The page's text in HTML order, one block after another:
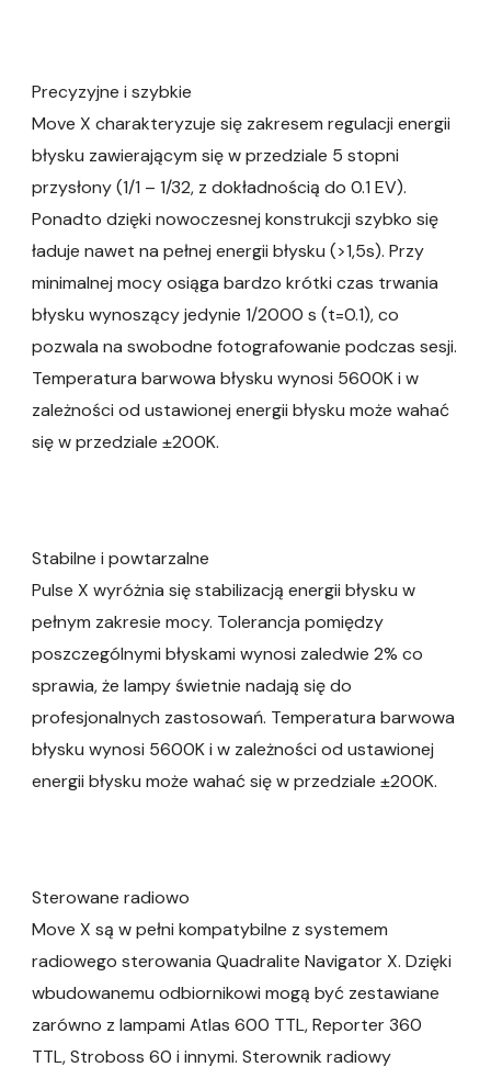
Precyzyjne i szybkie
Move X charakteryzuje się zakresem regulacji energii
błysku zawierającym się w przedziale 5 stopni
przysłony (1/1 – 1/32, z dokładnością do 0.1 EV).
Ponadto dzięki nowoczesnej konstrukcji szybko się
ładuje nawet na pełnej energii błysku (>1,5s). Przy
minimalnej mocy osiąga bardzo krótki czas trwania
błysku wynoszący jedynie 1/2000 s (t=0.1), co
pozwala na swobodne fotografowanie podczas sesji.
Temperatura barwowa błysku wynosi 5600K i w
zależności od ustawionej energii błysku może wahać
się w przedziale ±200K.
Stabilne i powtarzalne
Pulse X wyróżnia się stabilizacją energii błysku w
pełnym zakresie mocy. Tolerancja pomiędzy
poszczególnymi błyskami wynosi zaledwie 2% co
sprawia, że lampy świetnie nadają się do
profesjonalnych zastosowań. Temperatura barwowa
błysku wynosi 5600K i w zależności od ustawionej
energii błysku może wahać się w przedziale ±200K.
Sterowane radiowo
Move X są w pełni kompatybilne z systemem
radiowego sterowania Quadralite Navigator X. Dzięki
wbudowanemu odbiornikowi mogą być zestawiane
zarówno z lampami Atlas 600 TTL, Reporter 360
TTL, Stroboss 60 i innymi. Sterownik radiowy